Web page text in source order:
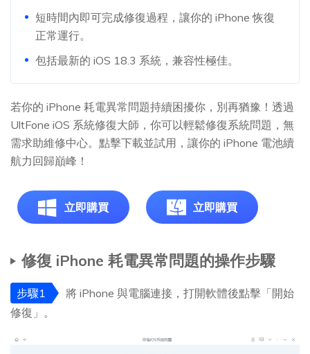
短時間內即可完成修復過程，讓你的 iPhone 恢復
正常運行。
包括最新的 iOS 18.3 系統，兼容性極佳。
若你的 iPhone 耗電異常問題持續困擾你，別再猶豫！透過
UltFone iOS 系統修復大師，你可以輕鬆修復系統問題，無
需求助維修中心。點擊下載並試用，讓你的 iPhone 電池續
航力回歸巔峰！
立即購買 立即購買
修復 iPhone 耗電異常問題的操作步驟
步驟1
將 iPhone 與電腦連接，打開軟體後點擊「開始
修復」。